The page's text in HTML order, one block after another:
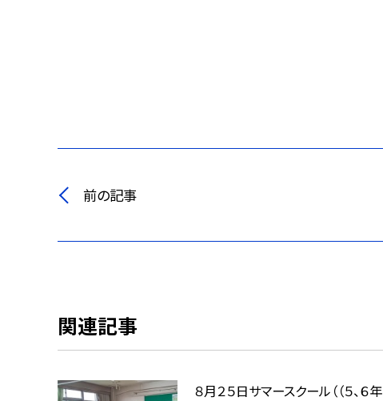
前の記事
関連記事
８月２５日サマースクール（（５、６年